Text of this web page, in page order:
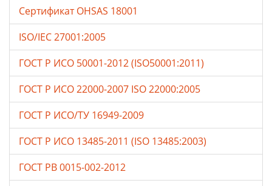
Сертификат OHSAS 18001
ISO/IEC 27001:2005
ГОСТ Р ИСО 50001-2012 (ISO50001:2011)
ГОСТ Р ИСО 22000-2007 ISO 22000:2005
ГОСТ Р ИСО/ТУ 16949-2009
ГОСТ Р ИСО 13485-2011 (ISO 13485:2003)
ГОСТ РВ 0015-002-2012